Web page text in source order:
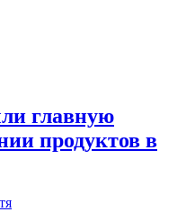
главную
продуктов в